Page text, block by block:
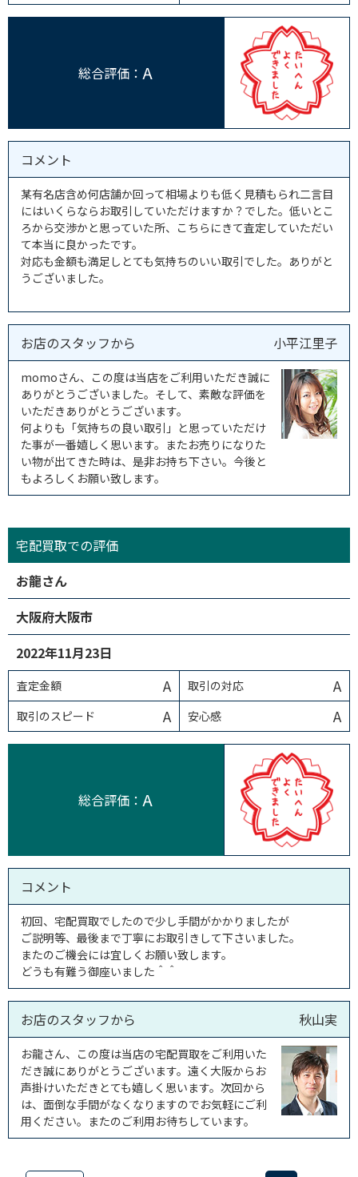
総合評価： A
コメント
某有名店含め何店舗か回って相場よりも低く見積もられ二言目
にはいくらならお取引していただけますか？でした。低いとこ
ろから交渉かと思っていた所、こちらにきて査定していただい
て本当に良かったです。
対応も金額も満足しとても気持ちのいい取引でした。ありがと
うございました。
お店のスタッフから 小平江里子
momoさん、この度は当店をご利用いただき誠に
ありがとうございました。そして、素敵な評価を
いただきありがとうございます。
何よりも「気持ちの良い取引」と思っていただけ
た事が一番嬉しく思います。またお売りになりた
い物が出てきた時は、是非お持ち下さい。今後と
もよろしくお願い致します。
宅配買取での評価
お龍さん
大阪府大阪市
2022年11月23日
査定金額 A 取引の対応 A
取引のスピード A 安心感 A
総合評価： A
コメント
初回、宅配買取でしたので少し手間がかかりましたが
ご説明等、最後まで丁寧にお取引きして下さいました。
またのご機会には宜しくお願い致します。
どうも有難う御座いました＾＾
お店のスタッフから 秋山実
お龍さん、この度は当店の宅配買取をご利用いた
だき誠にありがとうございます。遠く大阪からお
声掛けいただきとても嬉しく思います。次回から
は、面倒な手間がなくなりますのでお気軽にご利
用ください。またのご利用お待ちしています。